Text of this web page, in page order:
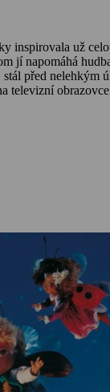
inspirovala už
jí napomáhá
před
televizní